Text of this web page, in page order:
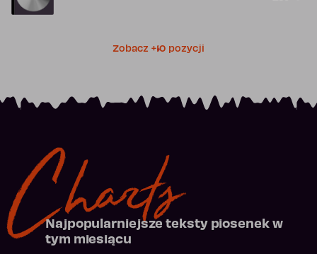
Zobacz +10 pozycji
Charts
Najpopularniejsze teksty piosenek w
tym miesiącu